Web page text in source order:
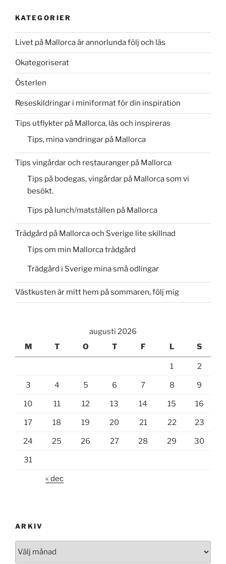
KATEGORIER
Livet på Mallorca är annorlunda följ och läs
Okategoriserat
Österlen
Reseskildringar i miniformat för din inspiration
Tips utflykter på Mallorca, läs och inspireras
Tips, mina vandringar på Mallorca
Tips vingårdar och restauranger på Mallorca
Tips på bodegas, vingårdar på Mallorca som vi
besökt.
Tips på lunch/matställen på Mallorca
Trädgård på Mallorca och Sverige lite skillnad
Tips om min Mallorca trädgård
Trädgård i Sverige mina små odlingar
Västkusten är mitt hem på sommaren, följ mig
augusti 2026
M
T O T F L S
1 2
3 4 5 6 7 8 9
10 11 12 13 14 15 16
17 18 19 20 21 22 23
24 25 26 27 28 29 30
31
« dec
ARKIV